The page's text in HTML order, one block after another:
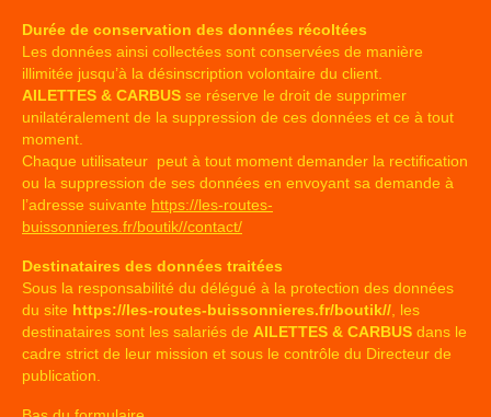
Durée de conservation des données récoltées
Les données ainsi collectées sont conservées de manière
illimitée jusqu’à la désinscription volontaire du client.
AILETTES & CARBUS se réserve le droit de supprimer
unilatéralement de la suppression de ces données et ce à tout
moment.
Chaque utilisateur peut à tout moment demander la rectification
ou la suppression de ses données en envoyant sa demande à
l’adresse suivante https://les-routes-
buissonnieres.fr/boutik//contact/
Destinataires des données traitées
Sous la responsabilité du délégué à la protection des données
du site https://les-routes-buissonnieres.fr/boutik// , les
destinataires sont les salariés de AILETTES & CARBUS dans le
cadre strict de leur mission et sous le contrôle du Directeur de
publication.